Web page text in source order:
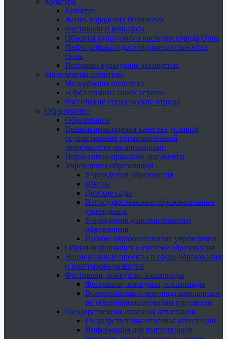
Культура
Жизнь городских библиотек
Фестивали и конкурсы
Объекты культурного наследия города Орла
Инфографика о достопримечательностях
Орла
Историко-культурная экспертиза
Молодёжная политика
Молодёжная политика
«Орёл помнит своих героев»
Российские студенческие отряды
Образование
Образование
Независимая оценка качества условий
осуществления образовательной
деятельности организациями
Нормативно-правовые документы
Учреждения образования
Учреждения образования
Школы
Детские сады
Негосударственные образовательные
учреждения
Учреждения дополнительного
образования
Прочие образовательные учреждения
Общая информация о системе образования
Национальные проекты в сфере образования
и программы развития
Фестивали, конкурсы, олимпиады
Фестивали, конкурсы, олимпиады
Всероссийская олимпиада школьников
по общеобразовательным предметам
Государственная итоговая аттестация
Государственная итоговая аттестация
Информация для выпускников